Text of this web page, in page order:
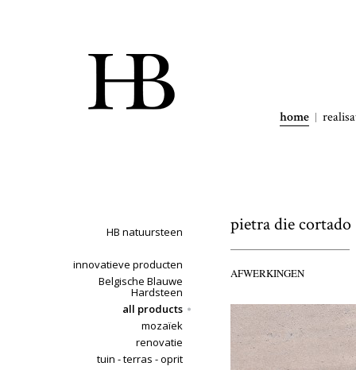
home
HB natuursteen
innovatieve producten
Belgische Blauwe
Hardsteen
all products
mozaïek
renovatie
tuin - terras - oprit
pietra die cortado
AFWERKINGEN